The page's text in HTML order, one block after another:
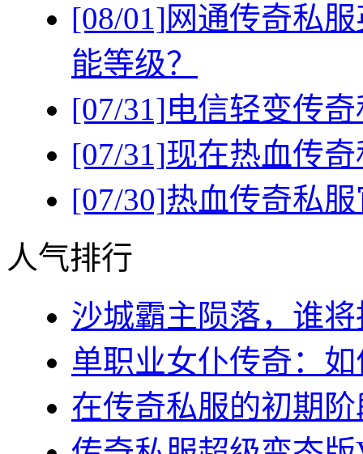
[08/01]网通传奇私
能等级？
[07/31]电信轻变传
[07/31]现在热血传
[07/30]热血传奇私
人气排行
沙城霸主陨落，谁
单职业女仆传奇：
在传奇私服的初期